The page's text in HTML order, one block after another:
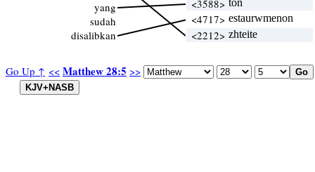
Go Up ↑ << Matthew 28:5 >>
yang
sudah
disalibkan
<3588> ton
<4717> estaurwmenon
<2212> zhteite